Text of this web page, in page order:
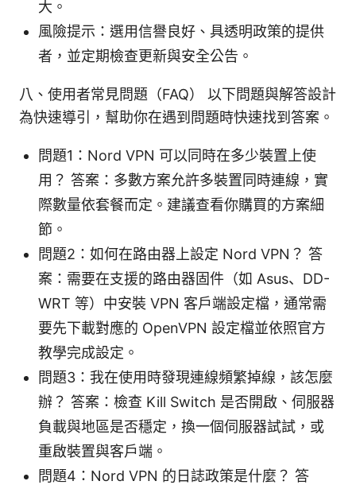
大。
風險提示：選用信譽良好、具透明政策的提供
者，並定期檢查更新與安全公告。
八、使用者常見問題（FAQ） 以下問題與解答設計
為快速導引，幫助你在遇到問題時快速找到答案。
問題1：Nord VPN 可以同時在多少裝置上使
用？ 答案：多數方案允許多裝置同時連線，實
際數量依套餐而定。建議查看你購買的方案細
節。
問題2：如何在路由器上設定 Nord VPN？ 答
案：需要在支援的路由器固件（如 Asus、DD-
WRT 等）中安裝 VPN 客戶端設定檔，通常需
要先下載對應的 OpenVPN 設定檔並依照官方
教學完成設定。
問題3：我在使用時發現連線頻繁掉線，該怎麼
辦？ 答案：檢查 Kill Switch 是否開啟、伺服器
負載與地區是否穩定，換一個伺服器試試，或
重啟裝置與客戶端。
問題4：Nord VPN 的日誌政策是什麼？ 答